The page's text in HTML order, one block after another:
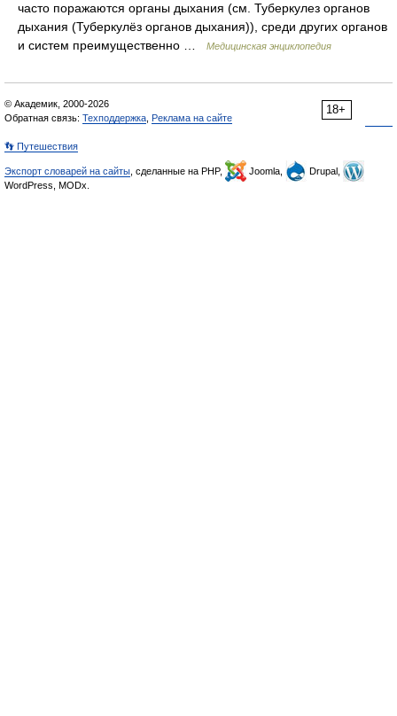
часто поражаются органы дыхания (см. Туберкулез органов
дыхания (Туберкулёз органов дыхания)), среди других органов
и систем преимущественно …
Медицинская энциклопедия
18+
© Академик, 2000-2026
Обратная связь: Техподдержка Реклама на сайте
👣 Путешествия
Экспорт словарей на сайты , сделанные на PHP, Joomla,
Drupal,
WordPress, MODx.